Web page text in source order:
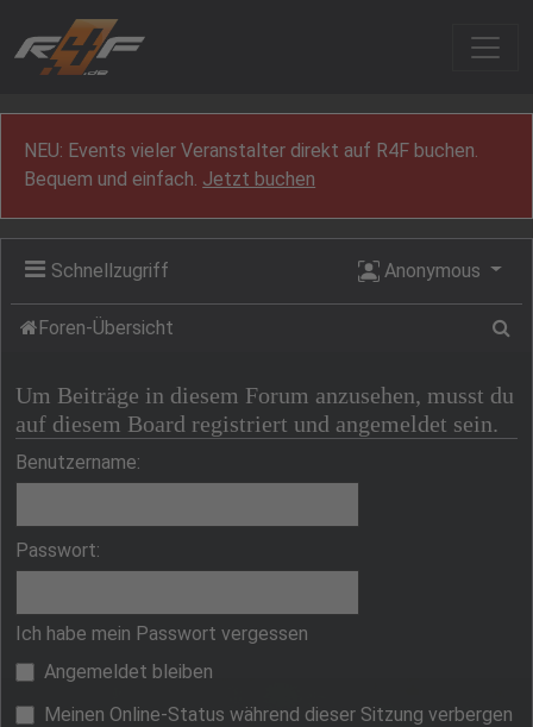
NEU: Events vieler Veranstalter direkt auf R4F buchen.
Bequem und einfach. Jetzt buchen
Schnellzugriff Anonymous
Foren-Übersicht
Um Beiträge in diesem Forum anzusehen, musst du
auf diesem Board registriert und angemeldet sein.
Benutzername:
Passwort:
Ich habe mein Passwort vergessen
Angemeldet bleiben
Meinen Online-Status während dieser Sitzung verbergen